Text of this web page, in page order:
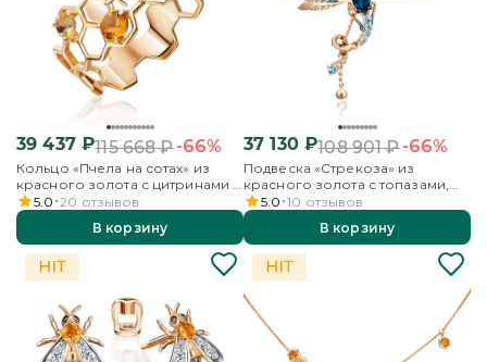
39 437₽115 668₽-66%
Кольцо «Пчела на сотах» из
красного золота с цитринами и
бесцветными топазами
5.0 20 отзывов
В корзину
37 130₽108 901₽-66%
Подвеска «Стрекоза» из
красного золота с топазами,
бесцветными топазами и
эмалью
5.0 10 отзывов
В корзину